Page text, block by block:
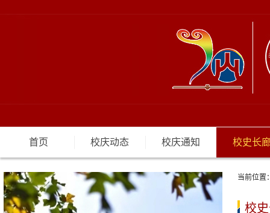
首页 校庆动态 校庆通知 校史长
当前位置
校